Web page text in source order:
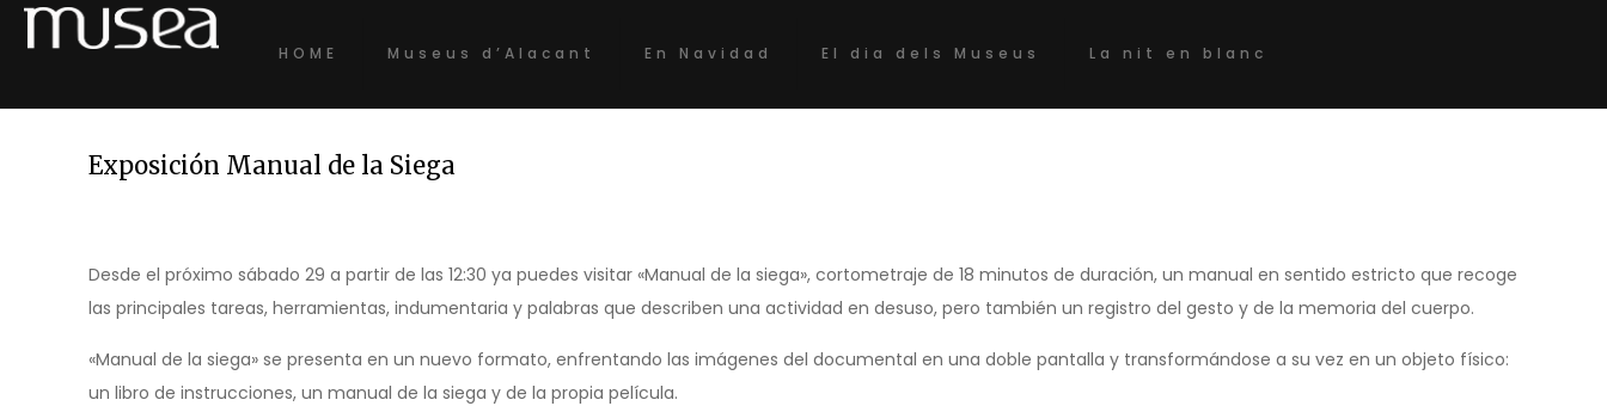
HOME Museus d’Alacant En Navidad El dia dels Museus La nit en blanc
Exposición Manual de la Siega
Desde el próximo sábado 29 a partir de las 12:30 ya puedes visitar «Manual de la siega», cortometraje de 18 minutos de duración, un manual en sentido estricto que recoge
las principales tareas, herramientas, indumentaria y palabras que describen una actividad en desuso, pero también un registro del gesto y de la memoria del cuerpo.
«Manual de la siega» se presenta en un nuevo formato, enfrentando las imágenes del documental en una doble pantalla y transformándose a su vez en un objeto físico:
un libro de instrucciones, un manual de la siega y de la propia película.